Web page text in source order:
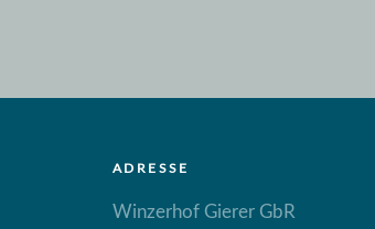
ADRESSE
Winzerhof Gierer GbR